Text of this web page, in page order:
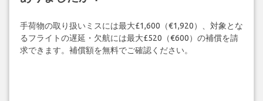
手荷物の取り扱いミスには最大£1,600（€1,920）、対象とな
るフライトの遅延・欠航には最大£520（€600）の補償を請
求できます。補償額を無料でご確認ください。